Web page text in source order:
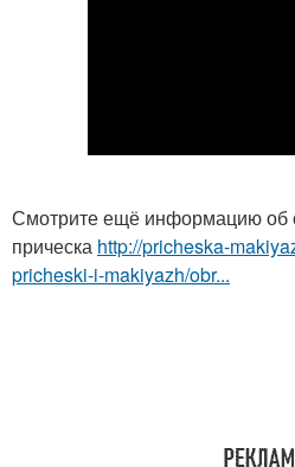
Смотрите ещё информацию об
прическа http://pricheska-
pricheski-i-makiyazh/obr...